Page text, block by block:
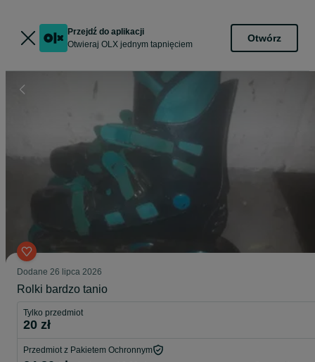
Przejdź do aplikacji
Otwieraj OLX jednym tapnięciem
Otwórz
Dodane 26 lipca 2026
Rolki bardzo tanio
Tylko przedmiot
20 zł
Przedmiot z Pakietem Ochronnym